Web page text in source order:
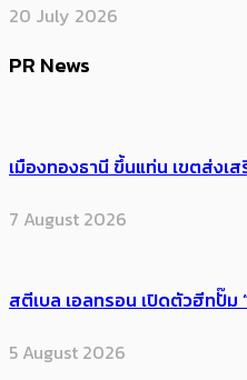
20 July 2026
PR News
เมืองทองธานี ขึ้นแท่น เขตส่งเ
7 August 2026
สตีเบล เอลทรอน เปิดตัวฮีทปั๊ม
5 August 2026